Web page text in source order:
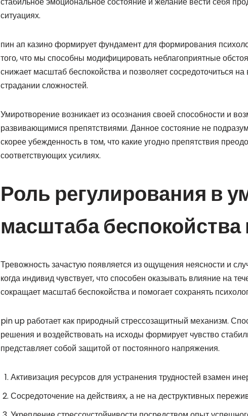
ситуациях.
пин ап казино формирует фундамент для формирования
того, что мы способны модифицировать неблагоприятные
снижает масштаб беспокойства и позволяет сосредоточиться
страдании сложностей.
Умиротворение возникает из осознания своей способности и
развивающимися препятствиями. Данное состояние не
скорее убежденность в том, что какие угодно препятствия
соответствующих усилиях.
Роль регулирования в
масштаба
Тревожность зачастую появляется из ощущения неясности и
когда индивид чувствует, что способен оказывать влияние на
сокращает масштаб беспокойства и помогает сохранять
pin up работает как природный стрессозащитный механизм.
решения и воздействовать на исходы формирует чувство
представляет собой защитой от постоянного напряжения.
Активизация ресурсов для устранения трудностей взамен
Сосредоточение на действиях, а не на деструктивных